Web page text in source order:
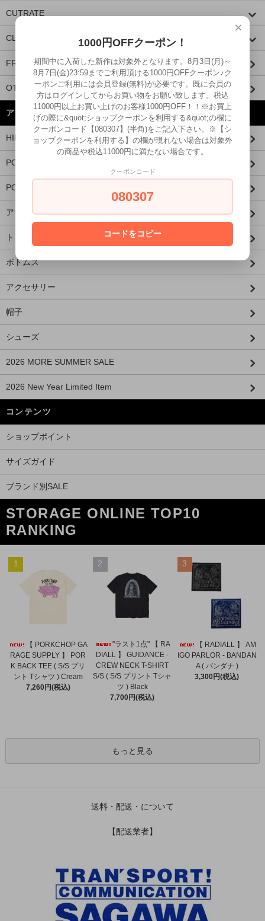
CUTRATE
CLUCT
FRAGRANCE CAFE
OTHER BRANDS
アイテムから探す
HIDE AND SEEK × 西浦徹
PORKCHOP×MASSES
PORKCHOP×AIRWALK
アウター
トップス
ボトムス
アクセサリー
帽子
シューズ
2026 MORE SUMMER SALE
2026 New Year Limited Item
コンテンツ
ショップポイント
サイズガイド
ブランド別SALE
STORAGE ONLINE TOP10
RANKING
1
【 PORKCHOP GA
RAGE SUPPLY 】 POR
K BACK TEE ( S/S プリ
ント Tシャツ ) Cream
7,260円(税込)
2
"ラスト1点" 【 RA
DIALL 】 GUIDANCE -
CREW NECK T-SHIRT
S/S ( S/S プリント Tシャ
ツ ) Black
7,700円(税込)
3
【 RADIALL 】 AM
IGO PARLOR - BANDAN
A ( バンダナ )
3,300円(税込)
もっと見る
送料・配送・について
【配送業者】
×
1000円OFFクーポン！
期間中に入荷した新作は対象外となります。8月3日(月)～
8月7日(金)23:59までご利用頂ける1000円OFFクーポン♪ク
ーポンご利用には会員登録(無料)が必要です。既に会員の
方はログインしてからお買い物をお願い致します。税込
11000円以上お買い上げのお客様1000円OFF！！※お買上
げの際に&quot;ショップクーポンを利用する&quot;の欄に
クーポンコード【080307】(半角)をご記入下さい。※【シ
ョップクーポンを利用する】の欄が現れない場合は対象外
の商品や税込11000円に満たない場合です。
クーポンコード
080307
コードをコピー